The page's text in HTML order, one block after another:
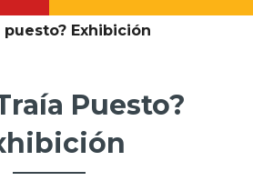
puesto? Exhibición
Puesto?